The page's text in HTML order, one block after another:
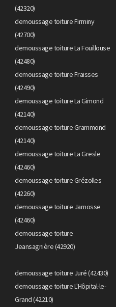
(42320)
demoussage toiture Firminy
(42700)
demoussage toiture La Fouillouse
(42480)
demoussage toiture Fraisses
(42490)
demoussage toiture La Gimond
(42140)
demoussage toiture Grammond
(42140)
demoussage toiture La Gresle
(42460)
demoussage toiture Grézolles
(42260)
demoussage toiture Jarnosse
(42460)
demoussage toiture
Jeansagnière (42920)
demoussage toiture Juré (42430)
demoussage toiture L'Hôpital-le-
Grand (42210)